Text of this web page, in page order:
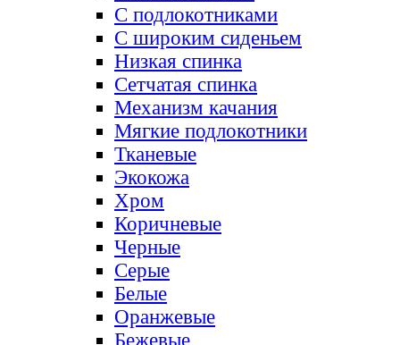
С подлокотниками
С широким сиденьем
Низкая спинка
Сетчатая спинка
Механизм качания
Мягкие подлокотники
Тканевые
Экокожа
Хром
Коричневые
Черные
Серые
Белые
Оранжевые
Бежевые